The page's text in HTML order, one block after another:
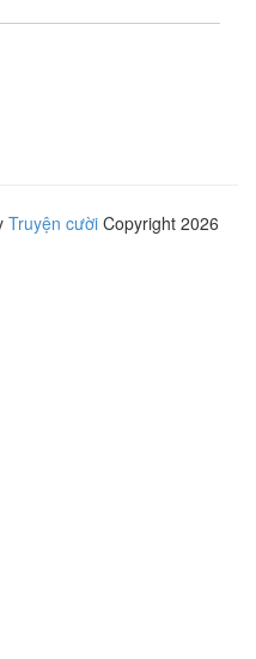
Truyện cười Copyright 2026